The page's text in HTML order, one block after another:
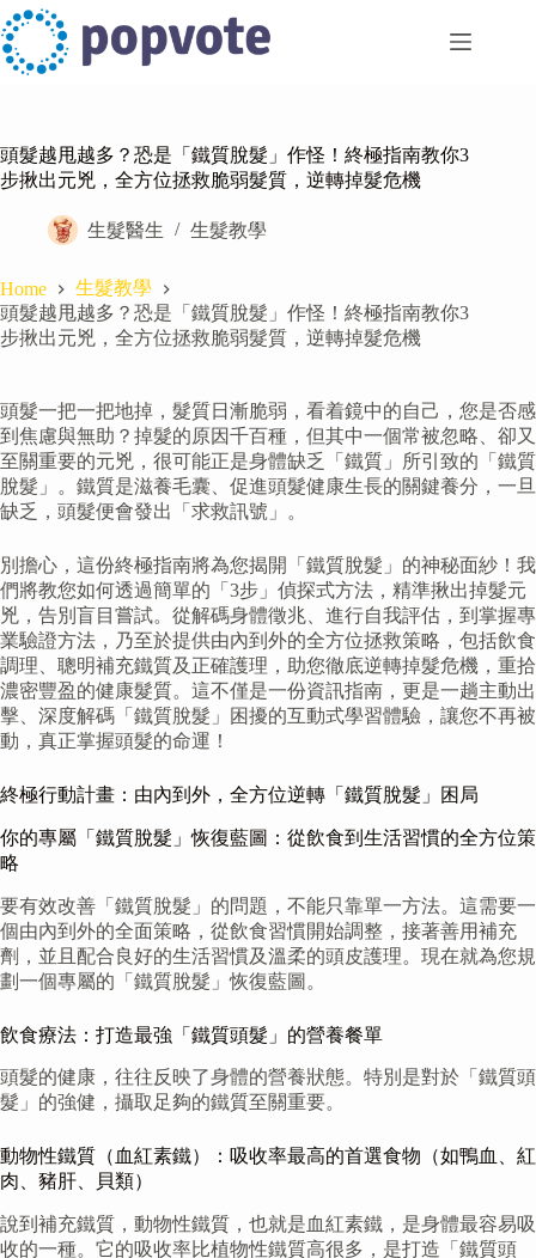
Skip
to
content
頭髮越甩越多？恐是「鐵質脫髮」作怪！終極指南教你3
步揪出元兇，全方位拯救脆弱髮質，逆轉掉髮危機
生髮醫生 生髮教學
Home
生髮教學
頭髮越甩越多？恐是「鐵質脫髮」作怪！終極指南教你3
步揪出元兇，全方位拯救脆弱髮質，逆轉掉髮危機
頭髮一把一把地掉，髮質日漸脆弱，看着鏡中的自己，您是否感
到焦慮與無助？掉髮的原因千百種，但其中一個常被忽略、卻又
至關重要的元兇，很可能正是身體缺乏「鐵質」所引致的「鐵質
脫髮」。鐵質是滋養毛囊、促進頭髮健康生長的關鍵養分，一旦
缺乏，頭髮便會發出「求救訊號」。
別擔心，這份終極指南將為您揭開「鐵質脫髮」的神秘面紗！我
們將教您如何透過簡單的「3步」偵探式方法，精準揪出掉髮元
兇，告別盲目嘗試。從解碼身體徵兆、進行自我評估，到掌握專
業驗證方法，乃至於提供由內到外的全方位拯救策略，包括飲食
調理、聰明補充鐵質及正確護理，助您徹底逆轉掉髮危機，重拾
濃密豐盈的健康髮質。這不僅是一份資訊指南，更是一趟主動出
擊、深度解碼「鐵質脫髮」困擾的互動式學習體驗，讓您不再被
動，真正掌握頭髮的命運！
終極行動計畫：由內到外，全方位逆轉「鐵質脫髮」困局
你的專屬「鐵質脫髮」恢復藍圖：從飲食到生活習慣的全方位策
略
要有效改善「鐵質脫髮」的問題，不能只靠單一方法。這需要一
個由內到外的全面策略，從飲食習慣開始調整，接著善用補充
劑，並且配合良好的生活習慣及溫柔的頭皮護理。現在就為您規
劃一個專屬的「鐵質脫髮」恢復藍圖。
飲食療法：打造最強「鐵質頭髮」的營養餐單
頭髮的健康，往往反映了身體的營養狀態。特別是對於「鐵質頭
髮」的強健，攝取足夠的鐵質至關重要。
動物性鐵質（血紅素鐵）：吸收率最高的首選食物（如鴨血、紅
肉、豬肝、貝類）
說到補充鐵質，動物性鐵質，也就是血紅素鐵，是身體最容易吸
收的一種。它的吸收率比植物性鐵質高很多，是打造「鐵質頭